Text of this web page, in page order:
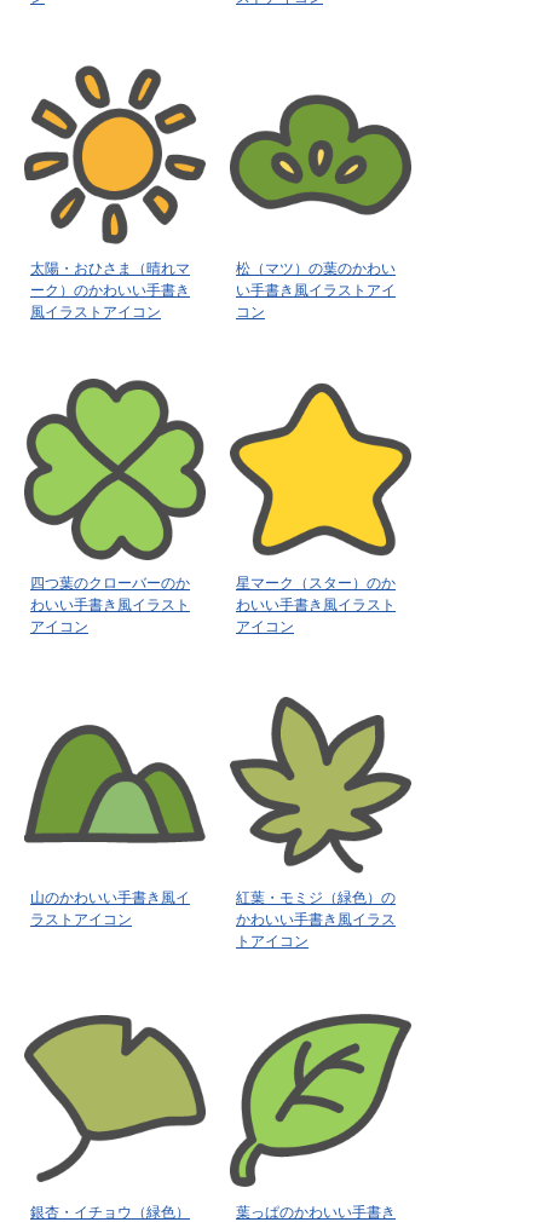
太陽・おひさま（晴れマ
ーク）のかわいい手書き
風イラストアイコン
松（マツ）の葉のかわい
い手書き風イラストアイ
コン
四つ葉のクローバーのか
わいい手書き風イラスト
アイコン
星マーク（スター）のか
わいい手書き風イラスト
アイコン
山のかわいい手書き風イ
ラストアイコン
紅葉・モミジ（緑色）の
かわいい手書き風イラス
トアイコン
銀杏・イチョウ（緑色）
葉っぱのかわいい手書き